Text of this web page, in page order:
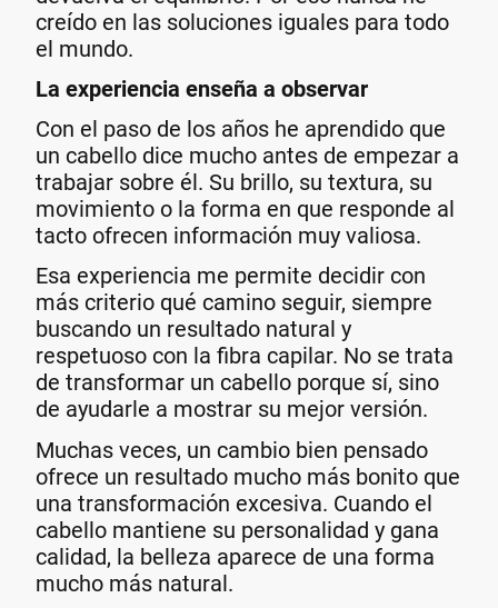
creído en las soluciones iguales para todo
el mundo.
La experiencia enseña a observar
Con el paso de los años he aprendido que
un cabello dice mucho antes de empezar a
trabajar sobre él. Su brillo, su textura, su
movimiento o la forma en que responde al
tacto ofrecen información muy valiosa.
Esa experiencia me permite decidir con
más criterio qué camino seguir, siempre
buscando un resultado natural y
respetuoso con la fibra capilar. No se trata
de transformar un cabello porque sí, sino
de ayudarle a mostrar su mejor versión.
Muchas veces, un cambio bien pensado
ofrece un resultado mucho más bonito que
una transformación excesiva. Cuando el
cabello mantiene su personalidad y gana
calidad, la belleza aparece de una forma
mucho más natural.